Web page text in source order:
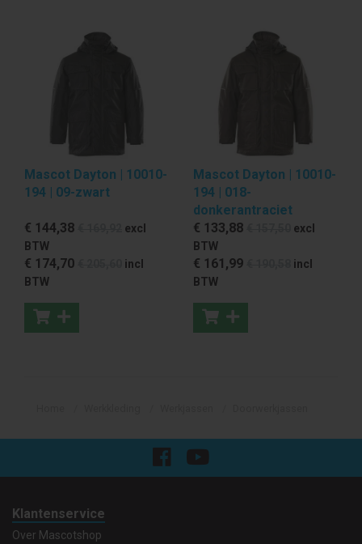
Mascot Dayton | 10010-
194 | 09-zwart
€ 144,38
excl
BTW
€ 174,70
incl
BTW
Mascot Dayton | 10010-
194 | 018-
donkerantraciet
€ 133,88
excl
BTW
€ 161 ,99
incl
BTW
Klantenservice
Over Mascotshop